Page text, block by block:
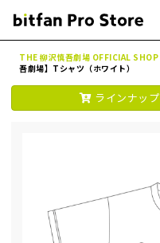
THE 柳沢慎吾劇場 OFFICIAL SHOP
吾劇場】Tシャツ（ホワイト）
ラインナッ